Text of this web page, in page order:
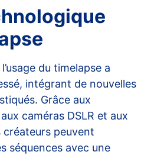
du timelapse a
intégrant de nouvelles
Grâce aux
caméras DSLR et aux
créateurs peuvent
séquences avec une